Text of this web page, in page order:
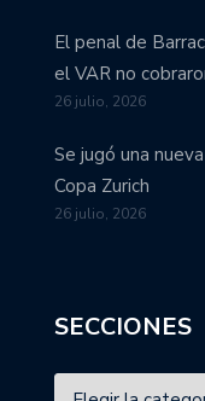
El penal de
el VAR no
26 julio, 2026
Se jugó una
Copa Zurich
26 julio, 2026
SECCIONES